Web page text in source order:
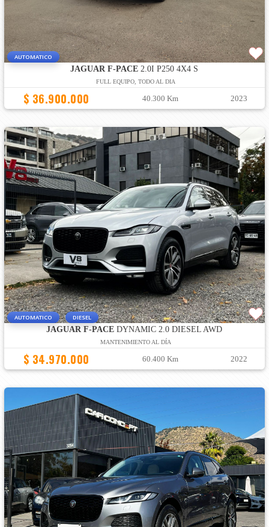
AUTOMATICO
JAGUAR F-PACE 2.0I P250 4X4 S
FULL EQUIPO, TODO AL DIA
$ 36.900.000 40.300 Km 2023
AUTOMATICO DIESEL
JAGUAR F-PACE DYNAMIC 2.0 DIESEL AWD
MANTENIMIENTO AL DÍA
$ 34.970.000 60.400 Km 2022